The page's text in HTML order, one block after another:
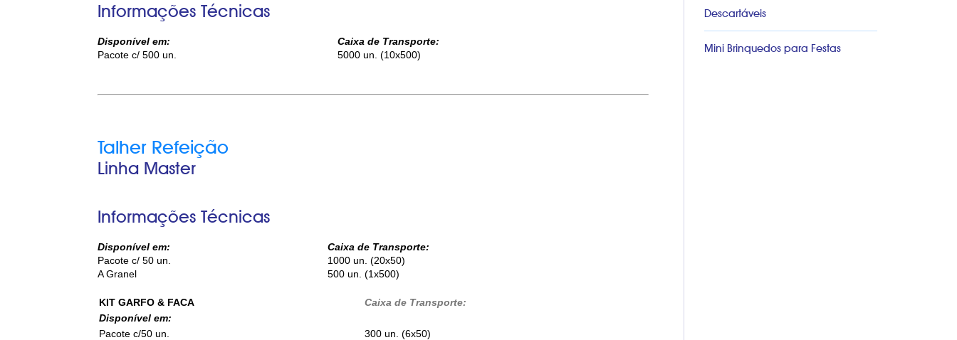
Informações Técnicas
Disponível em:
Caixa de Transporte:
Pacote c/ 500 un.
5000 un. (10x500)
Talher Refeição
Linha Master
Informações Técnicas
Disponível em:
Caixa de Transporte:
Pacote c/ 50 un.
1000 un. (20x50)
A Granel
500 un. (1x500)
KIT GARFO & FACA
Caixa de Transporte:
Disponível em:
Pacote c/50 un.
300 un. (6x50)
Descartáveis
Mini Brinquedos para Festas